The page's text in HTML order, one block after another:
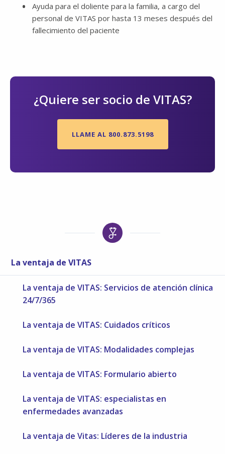
Ayuda para el doliente para la familia, a cargo del
personal de VITAS por hasta 13 meses después del
fallecimiento del paciente
¿Quiere ser socio de VITAS?
LLAME AL 800.873.5198
La ventaja de VITAS
La ventaja de VITAS: Servicios de atención clínica
24/7/365
La ventaja de VITAS: Cuidados críticos
La ventaja de VITAS: Modalidades complejas
La ventaja de VITAS: Formulario abierto
La ventaja de VITAS: especialistas en
enfermedades avanzadas
La ventaja de Vitas: Líderes de la industria